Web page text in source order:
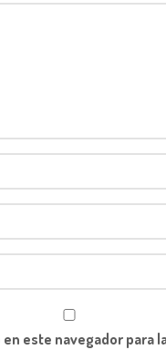
este navegador para